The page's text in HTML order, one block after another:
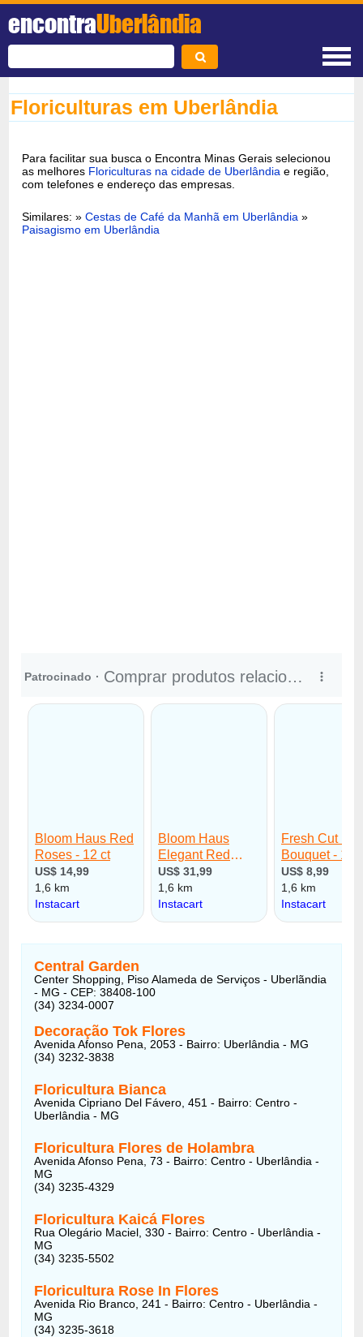
encontraUberlândia
Floriculturas em Uberlândia
Para facilitar sua busca o Encontra Minas Gerais selecionou
as melhores Floriculturas na cidade de Uberlândia e região,
com telefones e endereço das empresas.
Similares: »Cestas de Café da Manhã em Uberlândia »
Paisagismo em Uberlândia
Central Garden
Center Shopping, Piso Alameda de Serviços - Uberlãndia
- MG - CEP: 38408-100
(34) 3234-0007
Decoração Tok Flores
Avenida Afonso Pena, 2053 - Bairro: Uberlândia - MG
(34) 3232-3838
Floricultura Bianca
Avenida Cipriano Del Fávero, 451 - Bairro: Centro -
Uberlândia - MG
Floricultura Flores de Holambra
Avenida Afonso Pena, 73 - Bairro: Centro - Uberlândia -
MG
(34) 3235-4329
Floricultura Kaicá Flores
Rua Olegário Maciel, 330 - Bairro: Centro - Uberlândia -
MG
(34) 3235-5502
Floricultura Rose In Flores
Avenida Rio Branco, 241 - Bairro: Centro - Uberlândia -
MG
(34) 3235-3618